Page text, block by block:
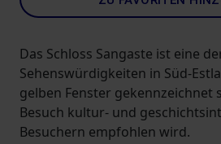
Das Schloss Sangaste ist eine
Sehenswürdigkeiten in Süd-
gelben Fenster gekennzeichnet
Besuch kultur- und
Besuchern empfohlen wird.